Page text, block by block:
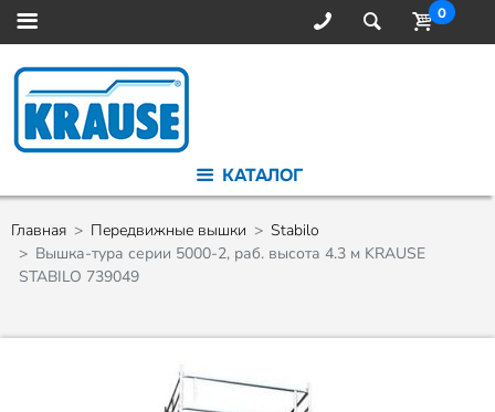
0
КАТАЛОГ
Главная Передвижные вышки
Stabilo
Вышка-тура серии 5000-2, раб. высота 4.3 м KRAUSE
STABILO 739049